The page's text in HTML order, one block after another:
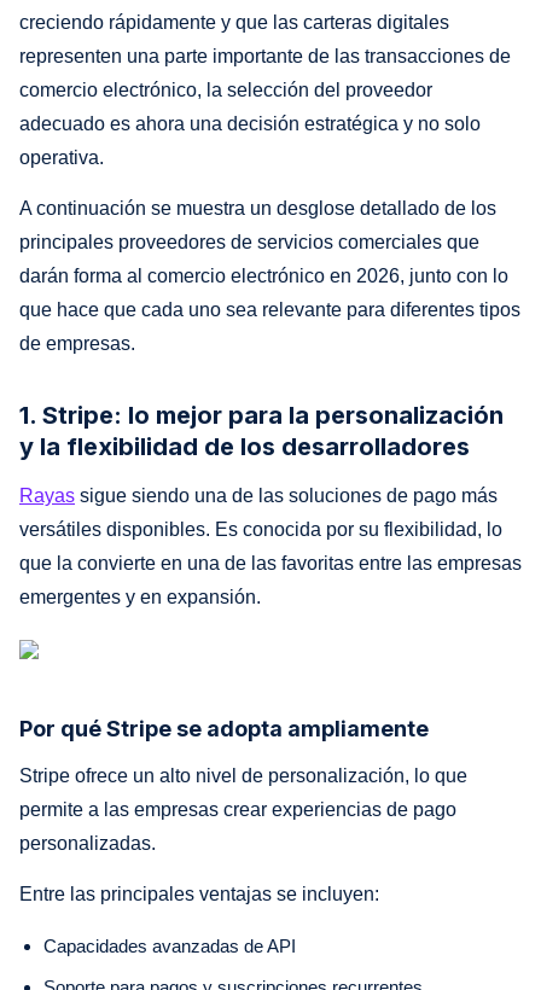
creciendo rápidamente y que las carteras digitales
representen una parte importante de las transacciones de
comercio electrónico, la selección del proveedor
adecuado es ahora una decisión estratégica y no solo
operativa.
A continuación se muestra un desglose detallado de los
principales proveedores de servicios comerciales que
darán forma al comercio electrónico en 2026, junto con lo
que hace que cada uno sea relevante para diferentes tipos
de empresas.
1. Stripe: lo mejor para la personalización
y la flexibilidad de los desarrolladores
Rayas sigue siendo una de las soluciones de pago más
versátiles disponibles. Es conocida por su flexibilidad, lo
que la convierte en una de las favoritas entre las empresas
emergentes y en expansión.
Por qué Stripe se adopta ampliamente
Stripe ofrece un alto nivel de personalización, lo que
permite a las empresas crear experiencias de pago
personalizadas.
Entre las principales ventajas se incluyen:
Capacidades avanzadas de API